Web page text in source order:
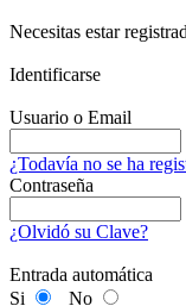
Necesitas estar
Identificarse
Usuario o Email
¿Todavía no se ha
Contraseña
¿Olvidó su Clave?
Entrada automática
Si
No